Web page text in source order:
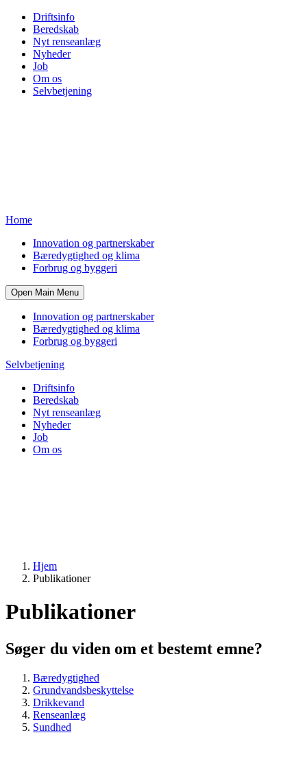
Driftsinfo
Beredskab
Nyt renseanlæg
Nyheder
Job
Om os
Selvbetjening
Home
Innovation og partnerskaber
Bæredygtighed og klima
Forbrug og byggeri
Open Main Menu
Innovation og partnerskaber
Bæredygtighed og klima
Forbrug og byggeri
Selvbetjening
Driftsinfo
Beredskab
Nyt renseanlæg
Nyheder
Job
Om os
Hjem
Publikationer
Publikationer
Søger du viden om et bestemt emne?
Bæredygtighed
Grundvandsbeskyttelse
Drikkevand
Renseanlæg
Sundhed